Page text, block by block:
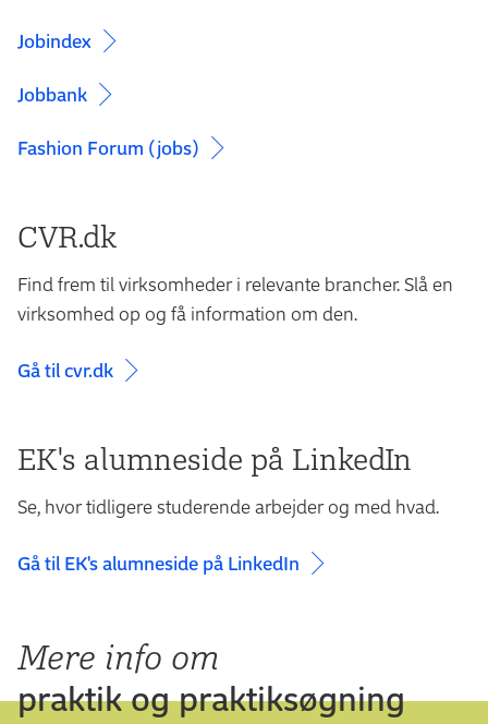
Jobindex
Jobbank
Fashion Forum (jobs)
CVR.dk
Find frem til virksomheder i relevante brancher. Slå en
virksomhed op og få information om den.
Gå til cvr.dk
EK's alumneside på LinkedIn
Se, hvor tidligere studerende arbejder og med hvad.
Gå til EK's alumneside på LinkedIn
Mere info om
praktik og praktiksøgning